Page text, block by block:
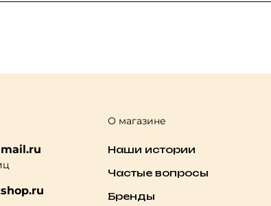
О магазине
Наши истории
Частые вопросы
Бренды